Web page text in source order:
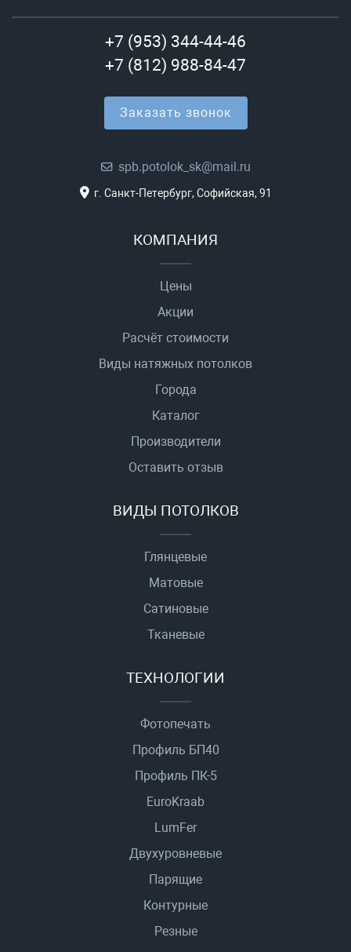
+7 (953) 344-44-46
+7 (812) 988-84-47
Заказать звонок
spb.potolok_sk@mail.ru
г. Санкт-Петербург, Софийская, 91
КОМПАНИЯ
Цены
Акции
Расчёт стоимости
Виды натяжных потолков
Города
Каталог
Производители
Оставить отзыв
ВИДЫ ПОТОЛКОВ
Глянцевые
Матовые
Сатиновые
Тканевые
ТЕХНОЛОГИИ
Фотопечать
Профиль БП40
Профиль ПК-5
EuroKraab
LumFer
Двухуровневые
Парящие
Контурные
Резные